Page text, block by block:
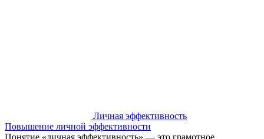
Личная эффективность
Повышение личной эффективности